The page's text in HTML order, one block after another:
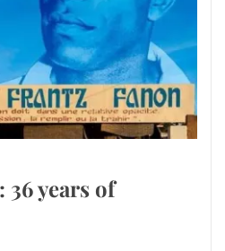
36 years of